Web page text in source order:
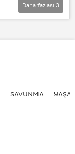
Daha fazlası 3
SAVUNMA